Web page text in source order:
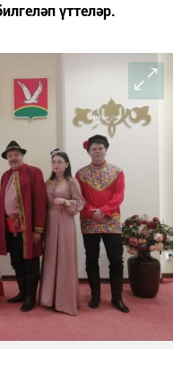
үттеләр.